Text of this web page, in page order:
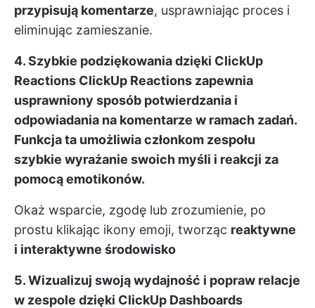
przypisują komentarze, usprawniając proces i
eliminując zamieszanie.
4. Szybkie podziękowania dzięki ClickUp
Reactions ClickUp Reactions zapewnia
usprawniony sposób potwierdzania i
odpowiadania na komentarze w ramach zadań.
Funkcja ta umożliwia członkom zespołu
szybkie wyrażanie swoich myśli i reakcji za
pomocą emotikonów.
Okaż wsparcie, zgodę lub zrozumienie, po
prostu klikając ikony emoji, tworząc reaktywne
i interaktywne środowisko
5. Wizualizuj swoją wydajność i popraw relacje
w zespole dzięki ClickUp Dashboards